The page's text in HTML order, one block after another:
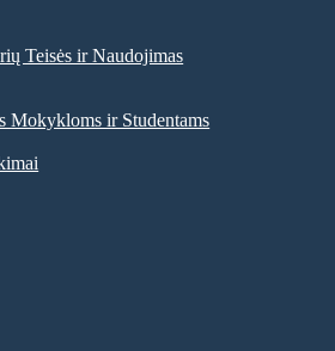
Teisės ir Naudojimas
Mokykloms ir Studentams